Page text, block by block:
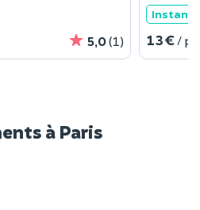
5,0(1) 13 € /
à Paris